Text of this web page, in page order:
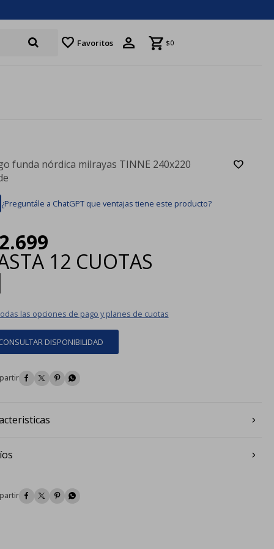
favorite Favoritos $0
funda nórdica milrayas TINNE 240x220
¿Preguntále a ChatGPT que ventajas tiene este producto?
12 CUOTAS
las opciones de pago y planes de cuotas
DISPONIBILIDAD
   
   